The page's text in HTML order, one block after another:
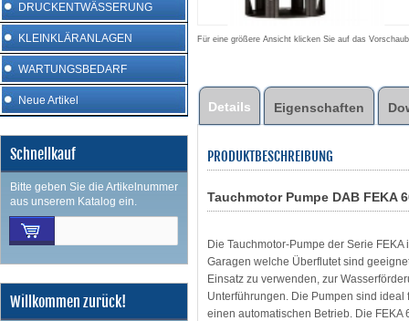
DRUCKENTWÄSSERUNG
KLEINKLÄRANLAGEN
WARTUNGSBEDARF
Neue Artikel
Schnellkauf
Bitte geben Sie die Artikelnummer
aus unserem Katalog ein.
Willkommen zurück!
Für eine größere Ansicht klicken Sie auf das
Details Eigenschaften
PRODUKTBESCHREIBUNG
Tauchmotor Pumpe DAB FEKA
Die Tauchmotor-Pumpe der Serie
Garagen welche Überflutet sind
Einsatz zu verwenden, zur
Unterführungen. Die Pumpen sind
einen automatischen Betrieb. Die